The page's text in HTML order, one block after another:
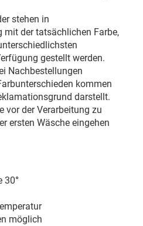
stehen in
mit der tatsächlichen Farbe,
gestellt werden.
Nachbestellungen
kommen
darstellt.
vor der Verarbeitung zu
ersten Wäsche eingehen
30°
möglich